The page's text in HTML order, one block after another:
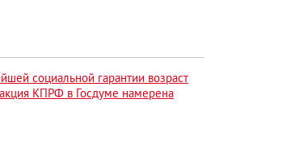
социальной гарантии возраст
КПРФ в Госдуме намерена